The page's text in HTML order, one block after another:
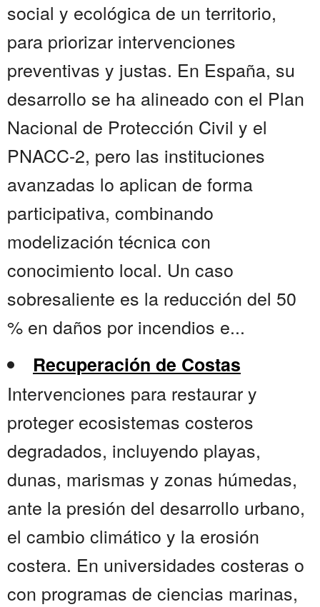
social y ecológica de un territorio,
para priorizar intervenciones
preventivas y justas. En España, su
desarrollo se ha alineado con el Plan
Nacional de Protección Civil y el
PNACC-2, pero las instituciones
avanzadas lo aplican de forma
participativa, combinando
modelización técnica con
conocimiento local. Un caso
sobresaliente es la reducción del 50
% en daños por incendios e...
Recuperación de Costas
Intervenciones para restaurar y
proteger ecosistemas costeros
degradados, incluyendo playas,
dunas, marismas y zonas húmedas,
ante la presión del desarrollo urbano,
el cambio climático y la erosión
costera. En universidades costeras o
con programas de ciencias marinas,